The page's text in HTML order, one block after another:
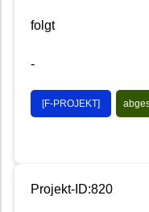
folgt
-
[F-PROJEKT]
Projekt-ID:820